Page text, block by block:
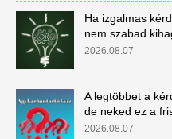
Ha izgalmas
nem szabad
2026.08.07
A legtöbbet a
de neked ez a
2026.08.07